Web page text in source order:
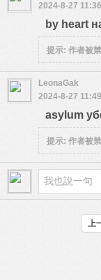
2024-8-27
by heart
提示: 作者被
LeonaGak
2024-8-27
asylum
提示: 作者被
上